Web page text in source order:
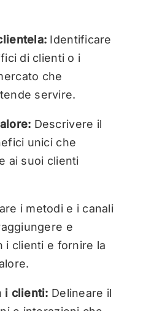
Identificare
di clienti o i
che
servire.
Descrivere il
unici che
ai suoi clienti
i metodi e i canali
e
i clienti e fornire la
i clienti: Delineare il